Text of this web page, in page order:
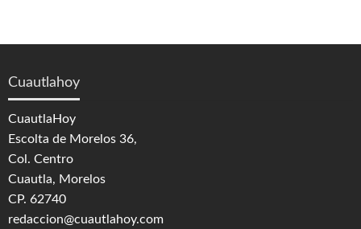
Cuautlahoy
CuautlaHoy
Escolta de Morelos 36,
Col. Centro
Cuautla, Morelos
CP. 62740
redaccion@cuautlahoy.com